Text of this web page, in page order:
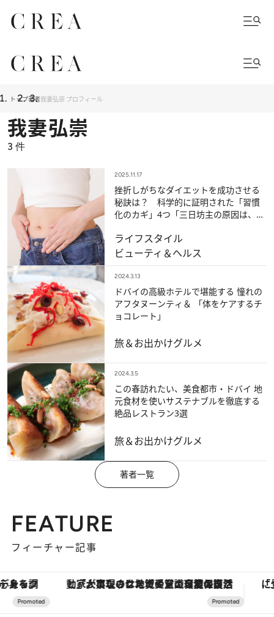
トップ著者我妻弘崇 プロフィール
我妻弘崇
3 件
2025.11.17
挫折しがちなダイエットを成功させる
秘訣は？ 科学的に証明された「習慣
化のカギ」4つ「三日坊主の原因は、意
ライフスタイル
ビューティ＆ヘルス
2024.3.13
ドバイの高級ホテルで堪能する 憧れの
アフタヌーンティ＆ 「体をケアするチ
ョコレート」
旅＆お出かけグルメ
2024.3.5
この春訪れたい、美食都市・ドバイ 地
元食材を使いサステナブルを徹底する
絶品レストラン3選
旅＆お出かけグルメ
著者一覧
FEATURE
フィーチャー記事
「大事なのは地域の意識を変えること」。ロレックス賞受賞の自然保護活動家が実現させたナイジェリアの自然環境の復活